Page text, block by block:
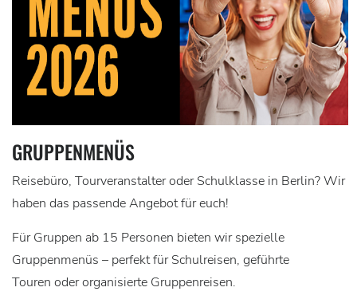
GRUPPENMENÜS
Reisebüro, Tourveranstalter oder Schulklasse in Berlin? Wir
haben das passende Angebot für euch!
Für Gruppen ab 15 Personen bieten wir spezielle
Gruppenmenüs – perfekt für Schulreisen, geführte
Touren oder organisierte Gruppenreisen.